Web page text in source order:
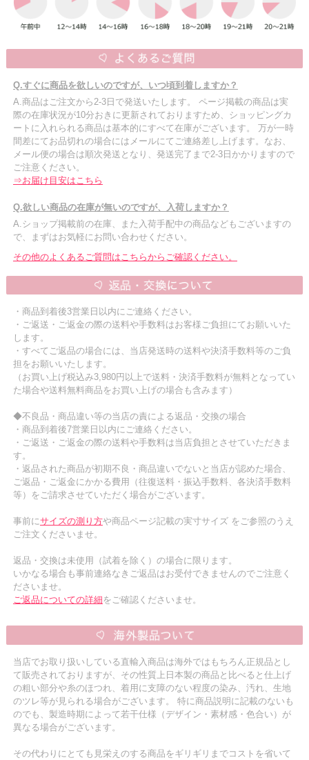
Q.すぐに商品を欲しいのですが、いつ頃到着しますか？
A.商品はご注文から2-3日で発送いたします。 ページ掲載の商品は実
際の在庫状況が10分おきに更新されておりますため、ショッピングカ
ートに入れられる商品は基本的にすべて在庫がございます。 万が一時
間差にてお品切れの場合にはメールにてご連絡差し上げます。なお、
メール便の場合は順次発送となり、発送完了まで2-3日かかりますので
ご注意ください。
⇒お届け目安はこちら
Q.欲しい商品の在庫が無いのですが、入荷しますか？
A.ショップ掲載前の在庫、また入荷手配中の商品などもございますの
で、まずはお気軽にお問い合わせください。
その他のよくあるご質問はこちらからご確認ください。
・商品到着後3営業日以内にご連絡ください。
・ご返送・ご返金の際の送料や手数料はお客様ご負担にてお願いいた
します。
・すべてご返品の場合には、当店発送時の送料や決済手数料等のご負
担をお願いいたします。
（お買い上げ税込み3,980円以上で送料・決済手数料が無料となってい
た場合や送料無料商品をお買い上げの場合も含みます）
◆不良品・商品違い等の当店の責による返品・交換の場合
・商品到着後7営業日以内にご連絡ください。
・ご返送・ご返金の際の送料や手数料は当店負担とさせていただきま
す。
・返品された商品が初期不良・商品違いでないと当店が認めた場合、
ご返品・ご返金にかかる費用（往復送料・振込手数料、各決済手数料
等）をご請求させていただく場合がございます。
事前にサイズの測り方や商品ページ記載の実寸サイズ をご参照のうえ
ご注文くださいませ。
返品・交換は未使用（試着を除く）の場合に限ります。
いかなる場合も事前連絡なきご返品はお受付できませんのでご注意く
ださいませ。
ご返品についての詳細をご確認くださいませ。
当店でお取り扱いしている直輸入商品は海外ではもちろん正規品とし
て販売されておりますが、その性質上日本製の商品と比べると仕上げ
の粗い部分や糸のほつれ、着用に支障のない程度の染み、汚れ、生地
のツレ等が見られる場合がございます。 特に商品説明に記載のないも
のでも、製造時期によって若干仕様（デザイン・素材感・色合い）が
異なる場合がございます。
その代わりにとても見栄えのする商品をギリギリまでコストを省いて